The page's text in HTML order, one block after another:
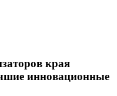
края
инновационные